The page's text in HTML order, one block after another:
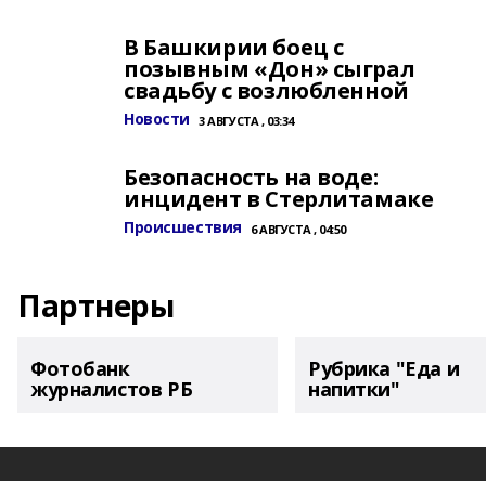
В Башкирии боец с
позывным «Дон» сыграл
свадьбу с возлюбленной
Новости 3 АВГУСТА , 03:34
Безопасность на воде:
инцидент в Стерлитамаке
Происшествия 6 АВГУСТА , 04:50
Партнеры
Фотобанк
журналистов РБ
Рубрика "Еда и
напитки"